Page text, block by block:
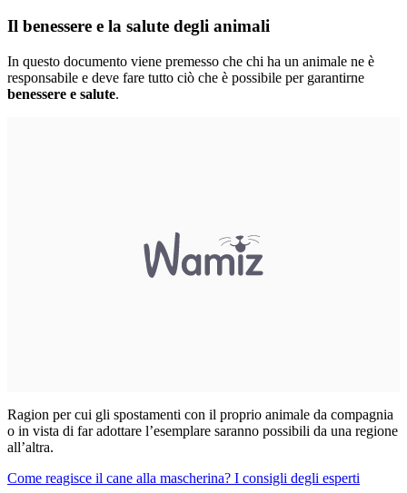
Il benessere e la salute degli animali
In questo documento viene premesso che chi ha un animale ne è
responsabile e deve fare tutto ciò che è possibile per garantirne
benessere e salute.
Ragion per cui gli spostamenti con il proprio animale da compagnia
o in vista di far adottare l’esemplare saranno possibili da una regione
all’altra.
Come reagisce il cane alla mascherina? I consigli degli esperti